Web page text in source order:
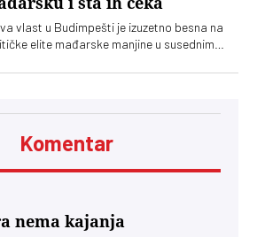
vlast u Budimpešti je izuzetno besna na
elite mađarske manjine u susednim
Hunoru u Rumuniji bila je jasna: ‘Sada
Dobićete znatno manje novca pod
bili lojalni, entuzijastični saučesnici
nositi veću političku težinu od glasa
u Subotici. To jeste politički škakljivo,
Komentar
nema kajanja